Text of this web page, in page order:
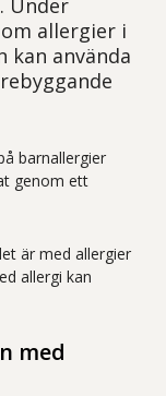
allergier i
använda
barnallergier
genom ett
är med allergier
allergi kan
med